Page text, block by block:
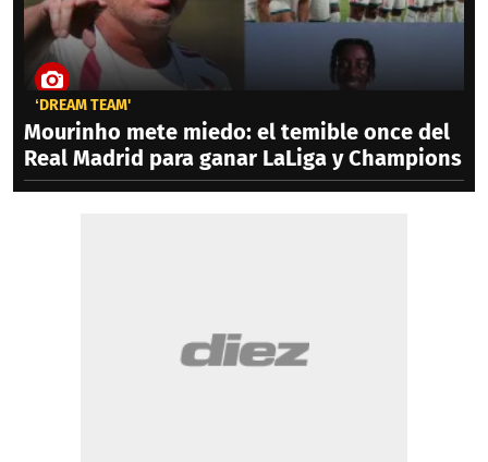
‘DREAM TEAM'
Mourinho mete miedo: el temible once del
Real Madrid para ganar LaLiga y Champions